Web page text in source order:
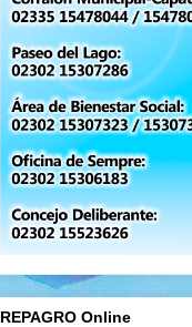
REPAGRO Online